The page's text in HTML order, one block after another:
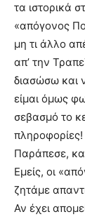
τα ιστορικά
«απόγονος
μη τι άλλο
απ’ την
διασώσω και
είμαι όμως
σεβασμό το
πληροφορίες!
Παράπεσε,
Εμείς, οι
ζητάμε
Αν έχει